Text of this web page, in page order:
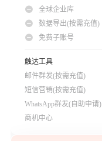
全球企业库
数据导出(按需充值)
免费子账号
触达工具
邮件群发(按需充值)
短信营销(按需充值)
WhatsApp群发(自助申请)
商机中心